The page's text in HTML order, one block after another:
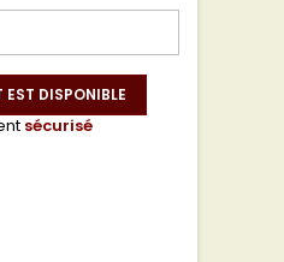
EST DISPONIBLE
sécurisé